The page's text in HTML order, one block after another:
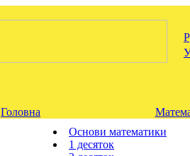
Головна
Основи математики
1 десяток